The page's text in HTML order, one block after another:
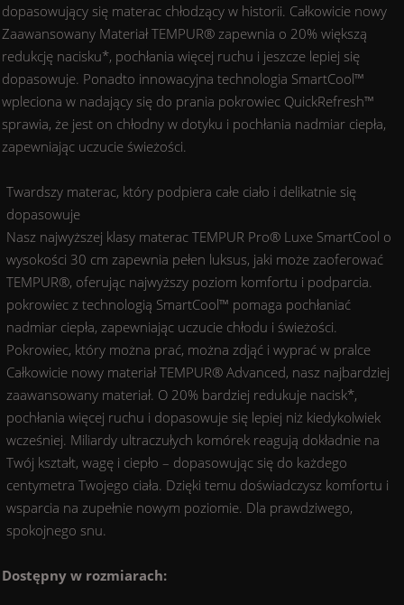
dopasowujący się materac chłodzący w historii. Całkowicie nowy
Zaawansowany Materiał TEMPUR® zapewnia o 20% większą
redukcję nacisku*, pochłania więcej ruchu i jeszcze lepiej się
dopasowuje. Ponadto innowacyjna technologia SmartCool™
wpleciona w nadający się do prania pokrowiec QuickRefresh™
sprawia, że jest on chłodny w dotyku i pochłania nadmiar ciepła,
zapewniając uczucie świeżości.
Twardszy materac, który podpiera całe ciało i delikatnie się
dopasowuje
Nasz najwyższej klasy materac TEMPUR Pro® Luxe SmartCool o
wysokości 30 cm zapewnia pełen luksus, jaki może zaoferować
TEMPUR®, oferując najwyższy poziom komfortu i podparcia.
pokrowiec z technologią SmartCool™️ pomaga pochłaniać
nadmiar ciepła, zapewniając uczucie chłodu i świeżości.
Pokrowiec, który można prać, można zdjąć i wyprać w pralce
Całkowicie nowy materiał TEMPUR® Advanced, nasz najbardziej
zaawansowany materiał. O 20% bardziej redukuje nacisk*,
pochłania więcej ruchu i dopasowuje się lepiej niż kiedykolwiek
wcześniej. Miliardy ultraczułych komórek reagują dokładnie na
Twój kształt, wagę i ciepło – dopasowując się do każdego
centymetra Twojego ciała. Dzięki temu doświadczysz komfortu i
wsparcia na zupełnie nowym poziomie. Dla prawdziwego,
spokojnego snu.
Dostępny w rozmiarach: